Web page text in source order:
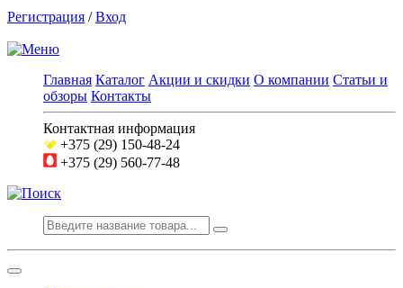
Регистрация /Вход
Главная Каталог Акции и скидки О компании Статьи и
обзоры Контакты
Контактная информация
+375 (29) 150-48-24
+375 (29) 560-77-48